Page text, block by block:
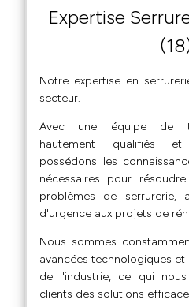
Expertise
Notre expertise en
secteur.
Avec une équipe de
hautement qualifiés et
possédons les
nécessaires pour
problèmes de serrurerie,
d'urgence aux projets de
Nous sommes
avancées technologiques et
de l'industrie, ce qui
clients des solutions